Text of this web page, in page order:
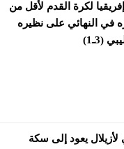
لكرة القدم لأقل من
في النهائي على نظيره
(3ـ1)
لأزيلال يعود إلى سكة